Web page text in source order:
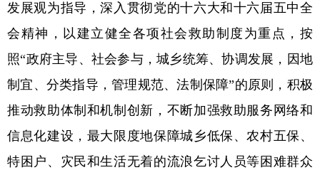
发展观为指导，深入贯彻党的十六大和十六届五中全
会精神，以建立健全各项社会救助制度为重点，按
照“政府主导、社会参与，城乡统筹、协调发展，因地
制宜、分类指导，管理规范、法制保障”的原则，积极
推动救助体制和机制创新，不断加强救助服务网络和
信息化建设，最大限度地保障城乡低保、农村五保、
特困户、灾民和生活无着的流浪乞讨人员等困难群众